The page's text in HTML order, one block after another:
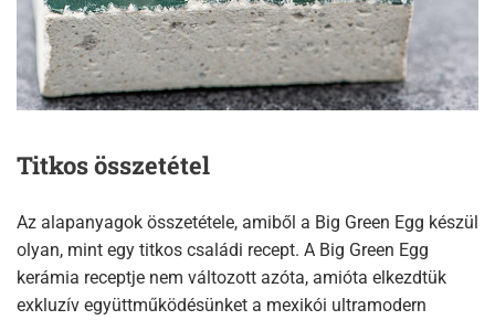
Titkos összetétel
Az alapanyagok összetétele, amiből a Big Green Egg készül
olyan, mint egy titkos családi recept. A Big Green Egg
kerámia receptje nem változott azóta, amióta elkezdtük
exkluzív együttműködésünket a mexikói ultramodern